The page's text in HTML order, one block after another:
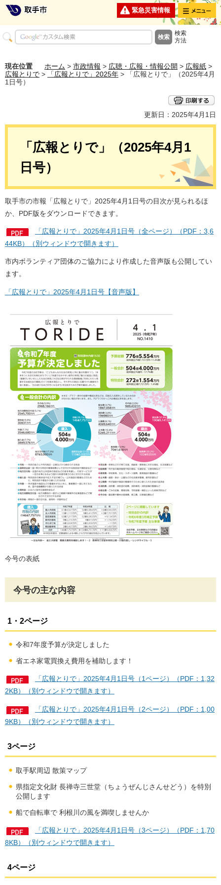
緊急災害情報 メニュー
検索
方法
現在位置 ホーム > 市政情報 > 広聴・広報・情報公開 > 広報紙 >
広報とりで > 「広報とりで」2025年 > 「広報とりで」（2025年4月
1日号）
更新日：2025年4月1日
「広報とりで」（2025年4月1
日号）
取手市の市報「広報とりで」2025年4月1日号の目次が見られるほ
か、PDF版をダウンロードできます。
「広報とりで」2025年4月1日号（全ページ）（PDF：3,6
44KB）（別ウィンドウで開きます）
市内ボランティア団体のご協力により作成した音声版も公開してい
ます。
「広報とりで」2025年4月1日号【音声版】
今号の表紙
今号の主な内容
1・2ページ
令和7年度予算が決定しました
省エネ家電買換え費用を補助します！
「広報とりで」2025年4月1日号（1ページ）（PDF：1,32
2KB）（別ウィンドウで開きます）
「広報とりで」2025年4月1日号（2ページ）（PDF：1,00
9KB）（別ウィンドウで開きます）
3ページ
取手駅周辺 散策マップ
県指定文化財 長禅寺三世堂（ちょうぜんじさんせどう）を特別
公開します
船で自転車で 利根川の風を満喫しませんか
「広報とりで」2025年4月1日号（3ページ）（PDF：1,70
8KB）（別ウィンドウで開きます）
4ページ